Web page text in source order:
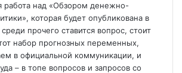
работа над «Обзором денежно-
которая будет опубликована в
прочего ставится вопрос, стоит
набор прогнозных переменных,
в официальной коммуникации, и
– в топе вопросов и запросов со